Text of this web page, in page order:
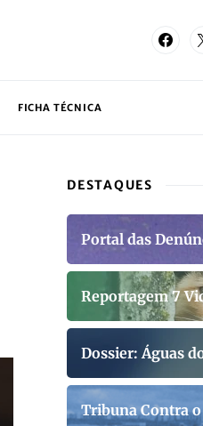
FICHA TÉCNICA
DESTAQUES
Portal das
Reportagem 7
Dossier: Águas
Tribuna Contra